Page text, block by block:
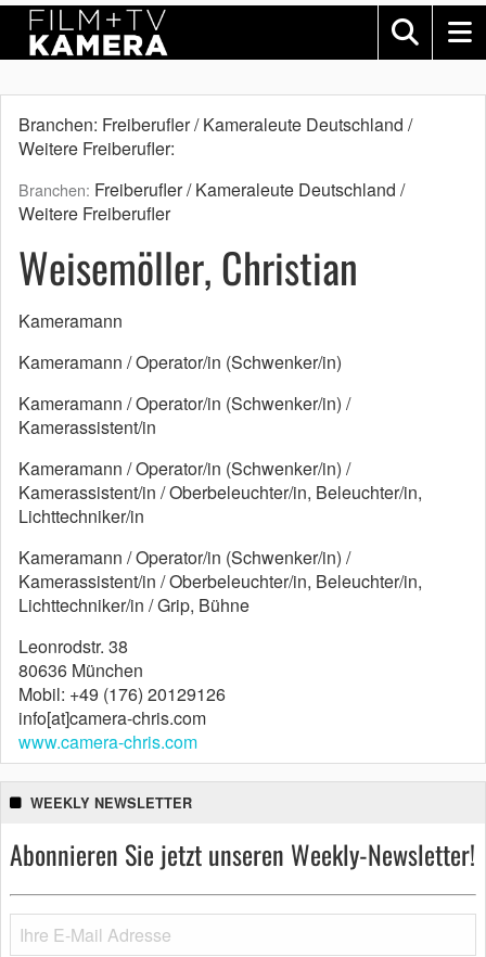
Branchen: Freiberufler / Kameraleute Deutschland /
Weitere Freiberufler:
Branchen: Freiberufler / Kameraleute Deutschland /
Weitere Freiberufler
Weisemöller, Christian
Kameramann
Kameramann / Operator/in (Schwenker/in)
Kameramann / Operator/in (Schwenker/in) /
Kamerassistent/in
Kameramann / Operator/in (Schwenker/in) /
Kamerassistent/in / Oberbeleuchter/in, Beleuchter/in,
Lichttechniker/in
Kameramann / Operator/in (Schwenker/in) /
Kamerassistent/in / Oberbeleuchter/in, Beleuchter/in,
Lichttechniker/in / Grip, Bühne
Leonrodstr. 38
80636 München
Mobil: +49 (176) 20129126
info[at]camera-chris.com
www.camera-chris.com
WEEKLY NEWSLETTER
Abonnieren Sie jetzt unseren Weekly-Newsletter!